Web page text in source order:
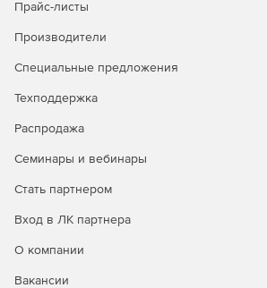
Прайс-листы
Производители
Специальные предложения
Техподдержка
Распродажа
Семинары и вебинары
Стать партнером
Вход в ЛК партнера
О компании
Вакансии